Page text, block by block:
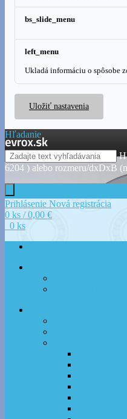
bs_slide_menu
left_menu
Ukladá informáciu o spôsobe
Uložiť nastavenia
Hľadanie
Prihlásenie Nová registrácia
0 ks / 0,00 €
0 ks